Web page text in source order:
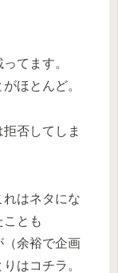
てます。
ほとんど。
否してしま
れはネタにな
ことも
（余裕で企画
はコチラ。